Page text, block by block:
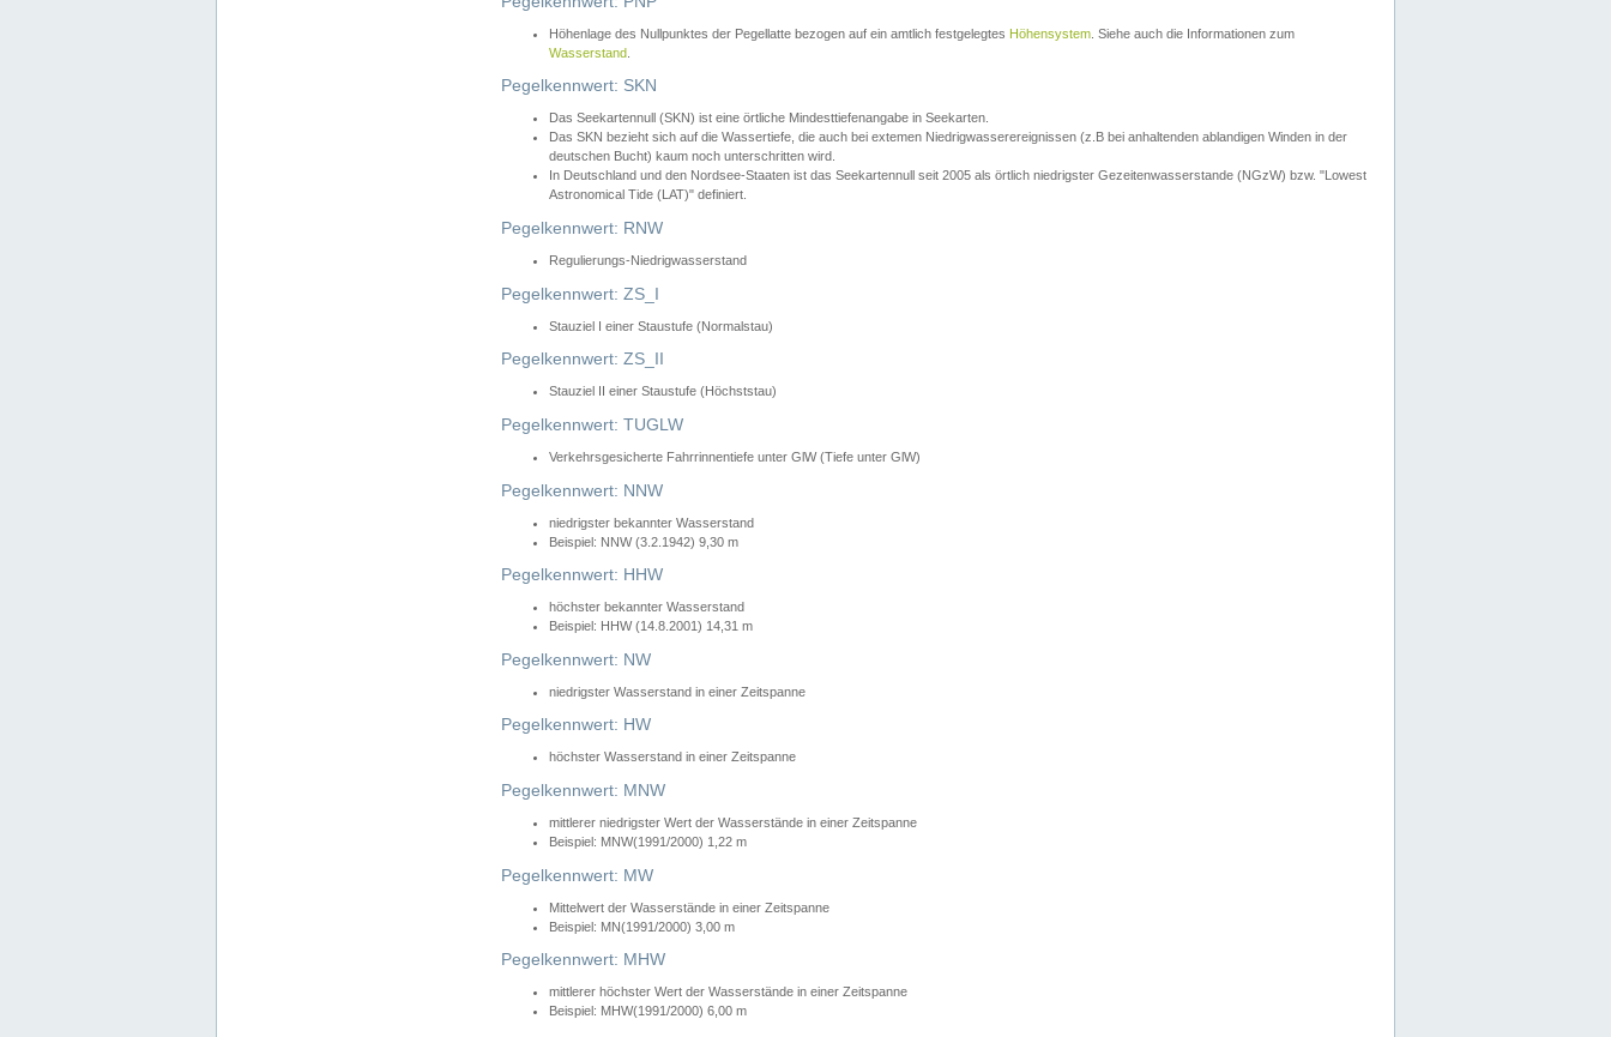
Höhenlage des Nullpunktes der Pegellatte bezogen auf ein amtlich festgelegtes Höhensystem . Siehe auch die Informationen zum
Wasserstand
Pegelkennwert: SKN
Das Seekartennull (SKN) ist eine örtliche Mindesttiefenangabe in Seekarten.
Das SKN bezieht sich auf die Wassertiefe, die auch bei extemen Niedrigwasserereignissen (z.B bei anhaltenden ablandigen Winden in der
deutschen Bucht) kaum noch unterschritten wird.
In Deutschland und den Nordsee-Staaten ist das Seekartennull seit 2005 als örtlich niedrigster Gezeitenwasserstande (NGzW) bzw. "Lowest
Astronomical Tide (LAT)" definiert.
Pegelkennwert: RNW
Regulierungs-Niedrigwasserstand
Pegelkennwert: ZS_I
Stauziel I einer Staustufe (Normalstau)
Pegelkennwert: ZS_II
Stauziel II einer Staustufe (Höchststau)
Pegelkennwert: TUGLW
Verkehrsgesicherte Fahrrinnentiefe unter GlW (Tiefe unter GlW)
Pegelkennwert: NNW
niedrigster bekannter Wasserstand
Beispiel: NNW (3.2.1942) 9,30 m
Pegelkennwert: HHW
höchster bekannter Wasserstand
Beispiel: HHW (14.8.2001) 14,31 m
Pegelkennwert: NW
niedrigster Wasserstand in einer Zeitspanne
Pegelkennwert: HW
höchster Wasserstand in einer Zeitspanne
Pegelkennwert: MNW
mittlerer niedrigster Wert der Wasserstände in einer Zeitspanne
Beispiel: MNW(1991/2000) 1,22 m
Pegelkennwert: MW
Mittelwert der Wasserstände in einer Zeitspanne
Beispiel: MN(1991/2000) 3,00 m
Pegelkennwert: MHW
mittlerer höchster Wert der Wasserstände in einer Zeitspanne
Beispiel: MHW(1991/2000) 6,00 m